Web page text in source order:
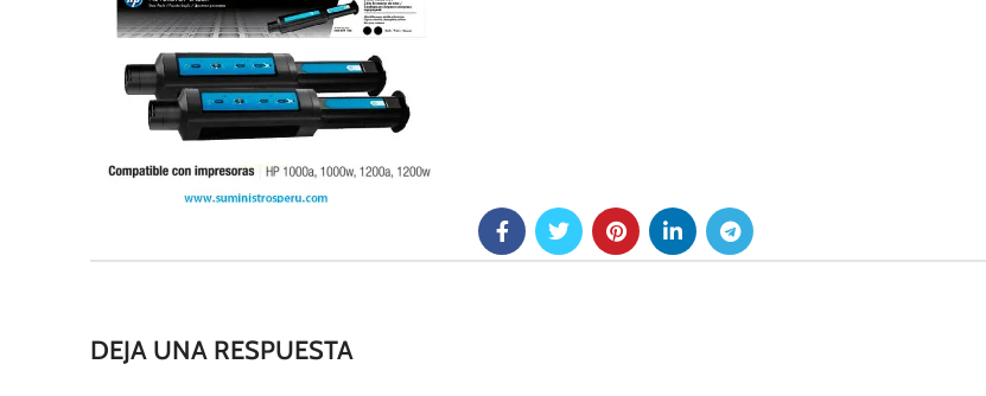
DEJA UNA RESPUESTA